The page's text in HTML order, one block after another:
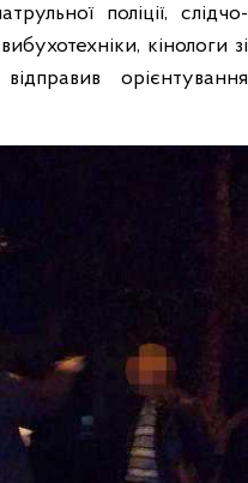
поліції, слідчо-
кінологи зі
орієнтування